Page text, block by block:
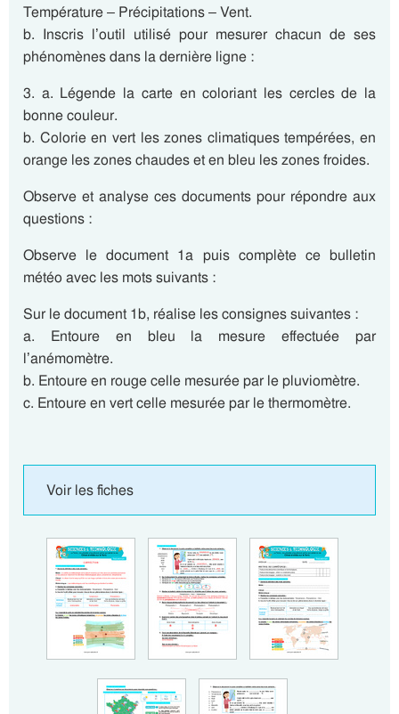
Température – Précipitations – Vent.
b. Inscris l’outil utilisé pour mesurer chacun de ses
phénomènes dans la dernière ligne :
3. a. Légende la carte en coloriant les cercles de la
bonne couleur.
b. Colorie en vert les zones climatiques tempérées, en
orange les zones chaudes et en bleu les zones froides.
Observe et analyse ces documents pour répondre aux
questions :
Observe le document 1a puis complète ce bulletin
météo avec les mots suivants :
Sur le document 1b, réalise les consignes suivantes :
a. Entoure en bleu la mesure effectuée par
l’anémomètre.
b. Entoure en rouge celle mesurée par le pluviomètre.
c. Entoure en vert celle mesurée par le thermomètre.
Voir les fiches